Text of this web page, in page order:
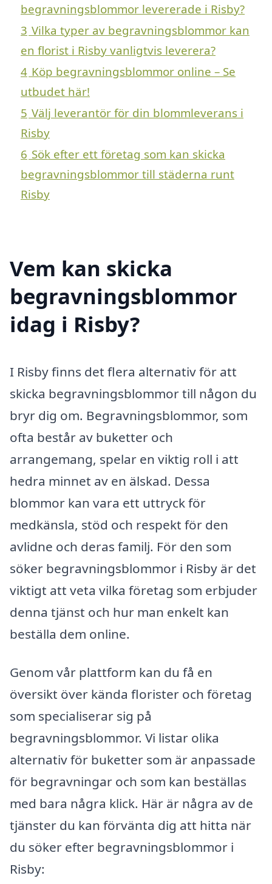
begravningsblommor levererade i Risby?
3 Vilka typer av begravningsblommor kan
en florist i Risby vanligtvis leverera?
4 Köp begravningsblommor online – Se
utbudet här!
5 Välj leverantör för din blommleverans i
Risby
6 Sök efter ett företag som kan skicka
begravningsblommor till städerna runt
Risby
Vem kan skicka
begravningsblommor
idag i Risby?
I Risby finns det flera alternativ för att
skicka begravningsblommor till någon du
bryr dig om. Begravningsblommor, som
ofta består av buketter och
arrangemang, spelar en viktig roll i att
hedra minnet av en älskad. Dessa
blommor kan vara ett uttryck för
medkänsla, stöd och respekt för den
avlidne och deras familj. För den som
söker begravningsblommor i Risby är det
viktigt att veta vilka företag som erbjuder
denna tjänst och hur man enkelt kan
beställa dem online.
Genom vår plattform kan du få en
översikt över kända florister och företag
som specialiserar sig på
begravningsblommor. Vi listar olika
alternativ för buketter som är anpassade
för begravningar och som kan beställas
med bara några klick. Här är några av de
tjänster du kan förvänta dig att hitta när
du söker efter begravningsblommor i
Risby: